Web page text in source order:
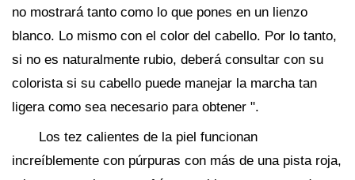
no mostrará tanto como lo que pones en un lienzo
blanco. Lo mismo con el color del cabello. Por lo tanto,
si no es naturalmente rubio, deberá consultar con su
colorista si su cabello puede manejar la marcha tan
ligera como sea necesario para obtener ".
Los tez calientes de la piel funcionan
increíblemente con púrpuras con más de una pista roja,